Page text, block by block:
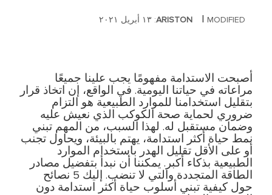
ARISTON |MODIFIED: ١٣ أبريل ٢٠٢١
أصبحت الاستدامة مفهومًا يجب علينا جميعًا
مراعاته في حياتنا اليومية. في الواقع، إن اتخاذ قرار
بتقليل استخدامنا للموارد الطبيعية هو التزام
ضروري لحماية صحة الكوكب الذي نعيش عليه
وضمان مستقبل له. لهذا السبب، من المهم تبني
نمط حياة أكثر استدامة، يهتم بالبيئة، ويحاول تجنب
أو على الأقل تقليل الهدر باستخدام الموارد
الطبيعية بذكاء أكبر. يمكننا أن نبدأ بتفضيل مصادر
الطاقة المتجددة والتي لا تنضب. إليك 5 نصائح
حول كيفية تبني أسلوب حياة أكثر استدامة دون